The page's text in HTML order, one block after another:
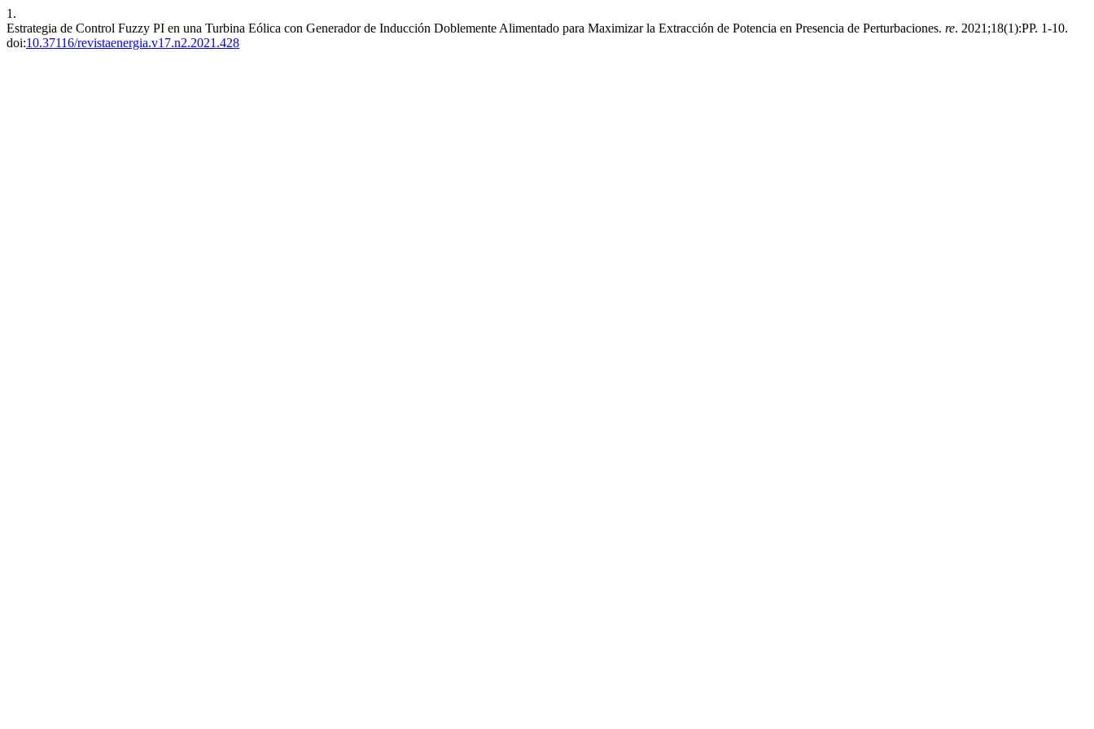
1.
Estrategia de Control Fuzzy PI en una Turbina Eólica con Generador de Inducción Doblemente Alimentado para Maximizar la Extracción de Potencia en Presencia de Perturbaciones. re. 2021;18(1):PP. 1-10.
doi:10.37116/revistaenergia.v17.n2.2021.428